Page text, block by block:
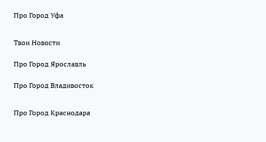
Про Город Уфа
Твои Новости
Про Город Ярославль
Про Город Владивосток
Про Город Краснодара